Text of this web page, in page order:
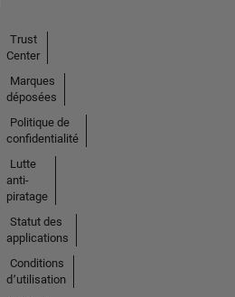
Trust
Center
Marques
déposées
Politique de
confidentialité
Lutte
anti-
piratage
Statut des
applications
Conditions
d՚utilisation